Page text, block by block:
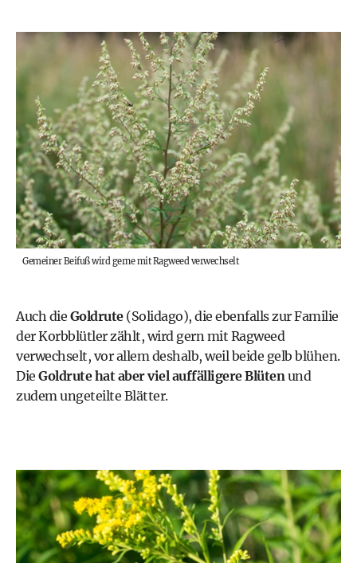
Gemeiner Beifuß wird gerne mit Ragweed verwechselt
Auch die Goldrute(Solidago), die ebenfalls zur Familie
der Korbblütler zählt, wird gern mit Ragweed
verwechselt, vor allem deshalb, weil beide gelb blühen.
Die Goldrute hat aber viel auffälligere Blütenund
zudem ungeteilte Blätter.